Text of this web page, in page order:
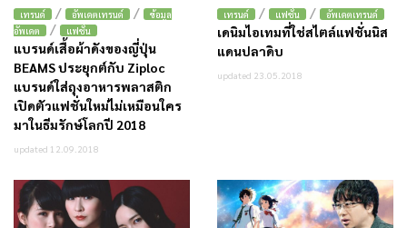
เทรนด์ / อัพเดตเทรนด์ /
ข้อมูล
อัพเดต
/ แฟชั่น
แบรนด์เสื้อผ้าดังของญี่ปุ่น
BEAMS ประยุกต์กับ Ziploc
แบรนด์ใส่ถุงอาหารพลาสติก
เปิดตัวแฟชั่นใหม่ไม่เหมือนใคร
มาในธีมรักษ์โลกปี 2018
updated 12.09.2018
เทรนด์ / แฟชั่น / อัพเดตเทรนด์
เดนิมไอเทมที่ใช่สไตล์แฟชั่นนิส
แดนปลาดิบ
updated 23.05.2018